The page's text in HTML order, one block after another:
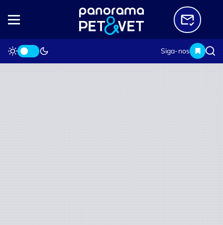
Siga-nos